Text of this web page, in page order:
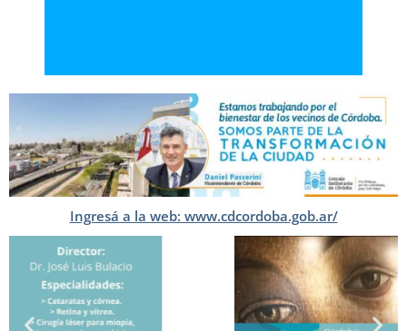
Ingresá a la web: www.cdcordoba.gob.ar/